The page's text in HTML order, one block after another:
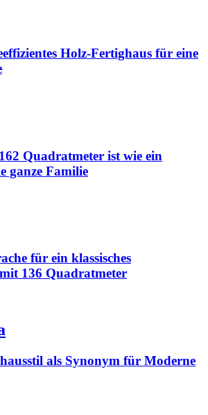
Holz-Fertighaus für eine
Quadratmeter ist wie ein
ganze Familie
für ein klassisches
136 Quadratmeter
als Synonym für Moderne